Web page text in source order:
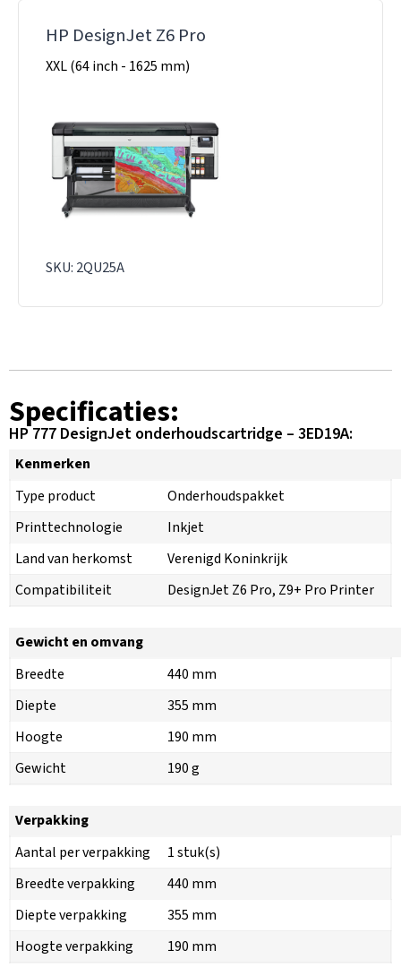
HP DesignJet Z6 Pro
XXL (64 inch - 1625 mm)
SKU: 2QU25A
Specificaties:
HP 777 DesignJet onderhoudscartridge – 3ED19A:
Kenmerken
Type product
Onderhoudspakket
Printtechnologie
Inkjet
Land van herkomst
Verenigd Koninkrijk
Compatibiliteit
DesignJet Z6 Pro, Z9+ Pro Printer
Gewicht en omvang
Breedte
440 mm
Diepte
355 mm
Hoogte
190 mm
Gewicht
190 g
Verpakking
Aantal per verpakking
1 stuk(s)
Breedte verpakking
440 mm
Diepte verpakking
355 mm
Hoogte verpakking
190 mm